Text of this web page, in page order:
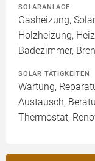
SOLARANLAGE
Gasheizung,
Holzheizung,
Badezimmer,
SOLAR TÄTIGKEITEN
Wartung,
Austausch,
Thermostat,